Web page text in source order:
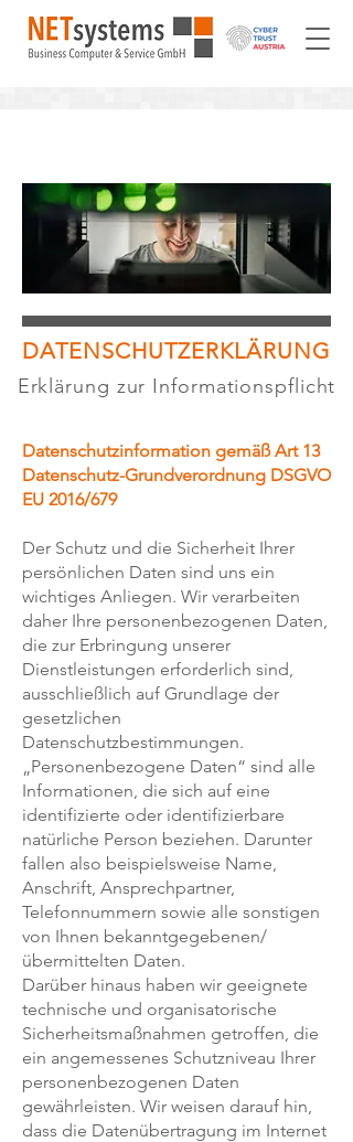
DATENSCHUTZERKLÄRUNG
Erklärung zur Informationspflicht
Datenschutzinformation gemäß Art 13
Datenschutz-Grundverordnung DSGVO
EU 2016/679
Der Schutz und die Sicherheit Ihrer
persönlichen Daten sind uns ein
wichtiges Anliegen. Wir verarbeiten
daher Ihre personenbezogenen Daten,
die zur Erbringung unserer
Dienstleistungen erforderlich sind,
ausschließlich auf Grundlage der
gesetzlichen
Datenschutzbestimmungen.
„Personenbezogene Daten“ sind alle
Informationen, die sich auf eine
identifizierte oder identifizierbare
natürliche Person beziehen. Darunter
fallen also beispielsweise Name,
Anschrift, Ansprechpartner,
Telefonnummern sowie alle sonstigen
von Ihnen bekanntgegebenen/
übermittelten Daten.
Darüber hinaus haben wir geeignete
technische und organisatorische
Sicherheitsmaßnahmen getroffen, die
ein angemessenes Schutzniveau Ihrer
personenbezogenen Daten
gewährleisten. Wir weisen darauf hin,
dass die Datenübertragung im Internet